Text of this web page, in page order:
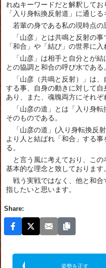
れぬキーワードだと解釈して
「入り身転換反射道」に通じ
若輩の身である私の現時点の
「山彦」とは共鳴と反射の
「和合」や「結び」の世界に入
「山彦」は相手と自分とが
との協調と和合の呼び水である。
「山彦（共鳴と反射）」は
する事、自身の動きに対して
あり、また、魂魄両方にそれぞ
「山彦の道」とは「入り身
そのものである。
「山彦の道」(入り身転換反
より人と結ばれ「和合」する
る。
と言う風に考えており、こ
基本的な理念と致しております。
戦う実戦ではなく、他と和
指したいと思います。
Share:
姿勢を正す